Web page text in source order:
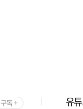
구독 + 유